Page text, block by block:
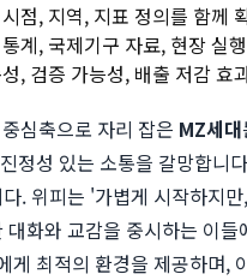
점, 지역, 지표 정의를 함께
계, 국제기구 자료, 현장 실
, 검증 가능성, 배출 저감 효
심축으로 자리 잡은 MZ세대
정성 있는 소통을 갈망합니
. 위피는 '가볍게 시작하지
화와 교감을 중시하는 이
게 최적의 환경을 제공하며,